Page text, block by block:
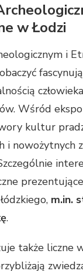
w Łodzi
i
Wśród
kultur
i nowożytnych
m.in.
.
także liczne